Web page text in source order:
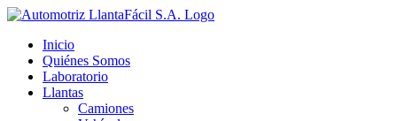
Skip
content
facebook
youtube
Inicio
Quiénes Somos
Laboratorio
Llantas
Camiones